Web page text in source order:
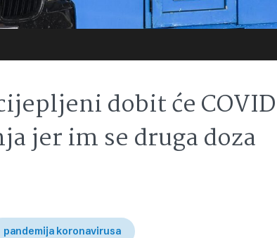
dobit će COVID
jer im se druga doza
pandemija koronavirusa